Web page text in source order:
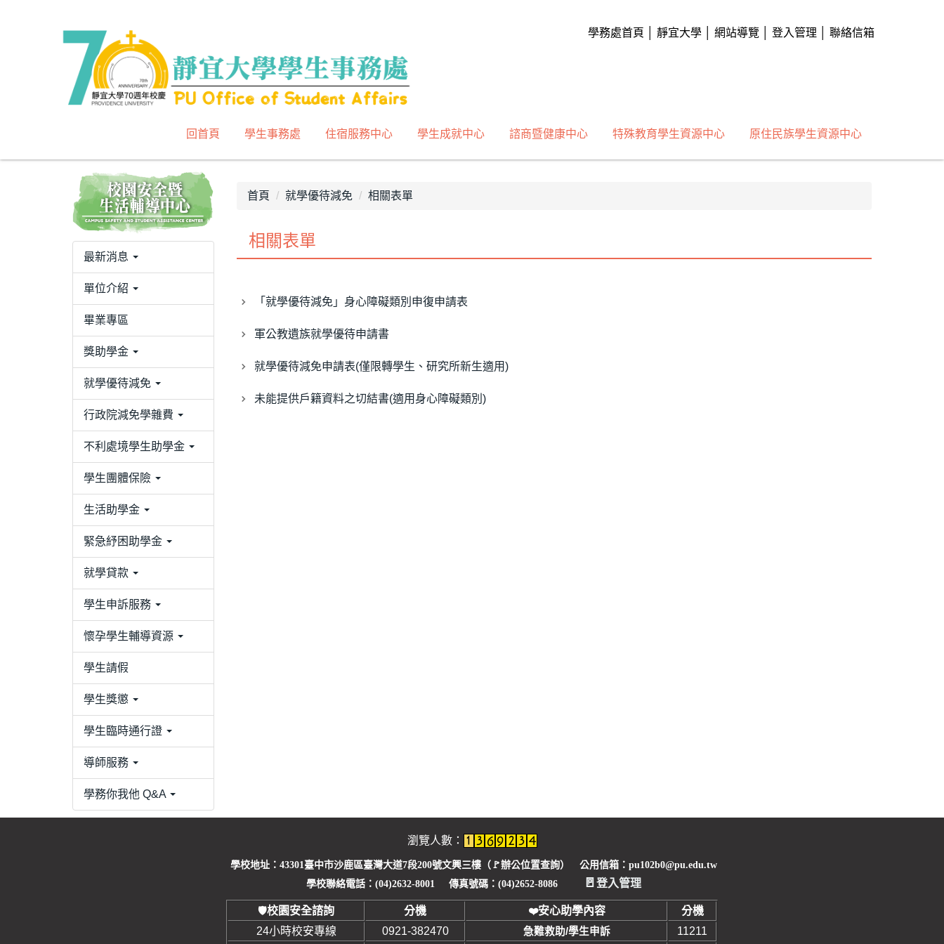
學務處首頁 靜宜大學 網站導覽 登入管理 聯絡信箱
回首頁 學生事務處 住宿服務中心 學生成就中心 諮商暨健康中心 特殊教育學生資源中心 原住民族學生資源中心
最新消息
單位介紹
畢業專區
獎助學金
就學優待減免
行政院減免學雜費
不利處境學生助學金
學生團體保險
生活助學金
緊急紓困助學金
就學貸款
學生申訴服務
懷孕學生輔導資源
學生請假
學生獎懲
學生臨時通行證
導師服務
學務你我他 Q&A
首頁 就學優待減免 相關表單
相關表單
「就學優待減免」身心障礙類別申復申請表
軍公教遺族就學優待申請書
就學優待減免申請表(僅限轉學生、研究所新生適用)
未能提供戶籍資料之切結書(適用身心障礙類別)
瀏覽人數：
學校地址：43301臺中市沙鹿區臺灣大道7段200號文興三樓（🚩辦公位置查詢） 公用信箱：pu102b0@pu.edu.tw
學校聯絡電話：(04)2632-8001 傳真號碼：(04)2652-8086
🚪登入管理
🛡️校園安全諮詢 分機 ❤安心助學內容
分機
24小時校安專線
0921-382470 急難救助/學生申訴 11211